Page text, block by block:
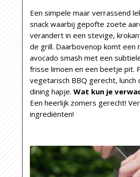
Een simpele maar verrassend
snack waarbij gepofte zoete
verandert in een stevige,
de grill. Daarbovenop komt een
avocado smash met een
frisse limoen en een beetje pit.
vegetarisch BBQ gerecht, lunch
dining hapje. Wat kun je
Een heerlijk zomers gerecht!
ingrediënten!